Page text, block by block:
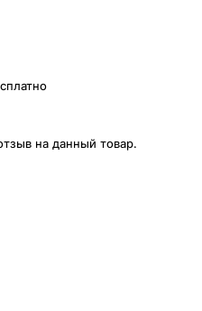
на данный товар.